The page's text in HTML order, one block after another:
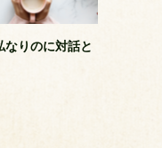
りのに対話と